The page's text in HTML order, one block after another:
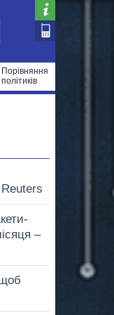
Порівняння
політиків
–